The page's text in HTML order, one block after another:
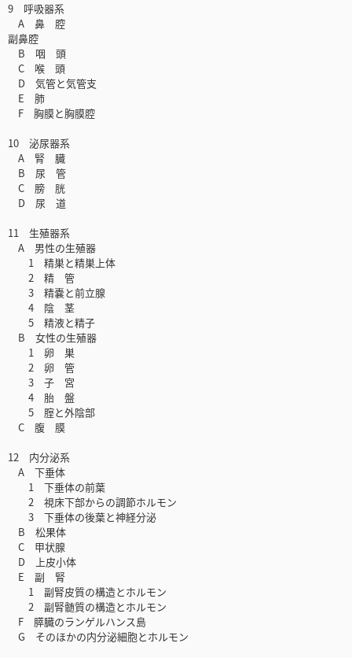
9 呼吸器系
A 鼻 腔
副鼻腔
B 咽 頭
C 喉 頭
D 気管と気管支
E 肺
F 胸膜と胸膜腔
10 泌尿器系
A 腎 臓
B 尿 管
C 膀 胱
D 尿 道
11 生殖器系
A 男性の生殖器
1 精巣と精巣上体
2 精 管
3 精嚢と前立腺
4 陰 茎
5 精液と精子
B 女性の生殖器
1 卵 巣
2 卵 管
3 子 宮
4 胎 盤
5 腟と外陰部
C 腹 膜
12 内分泌系
A 下垂体
1 下垂体の前葉
2 視床下部からの調節ホルモン
3 下垂体の後葉と神経分泌
B 松果体
C 甲状腺
D 上皮小体
E 副 腎
1 副腎皮質の構造とホルモン
2 副腎髄質の構造とホルモン
F 膵臓のランゲルハンス島
G そのほかの内分泌細胞とホルモン